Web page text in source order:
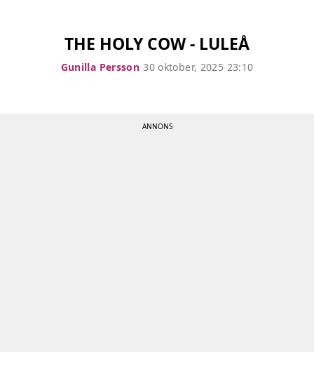
THE HOLY COW - LULEÅ
Gunilla Persson 30 oktober, 2025 23:10